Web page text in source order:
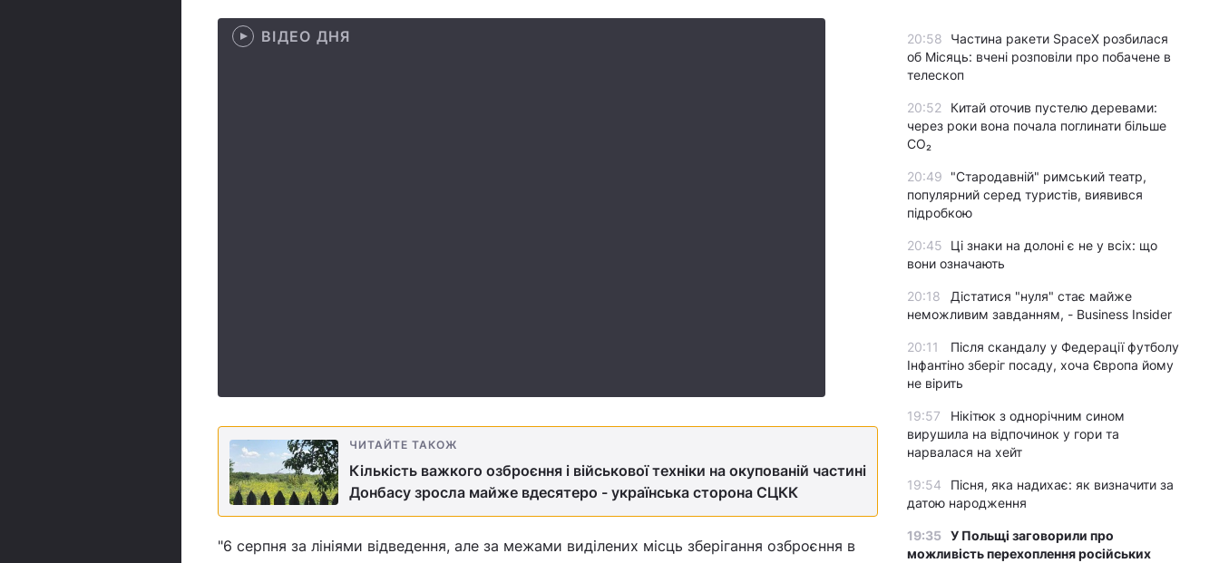
ВІДЕО ДНЯ
ЧИТАЙТЕ ТАКОЖ
Кількість важкого озброєння і військової техніки на окупованій частині
Донбасу зросла майже вдесятеро - українська сторона СЦКК
"6 серпня за лініями відведення, але за межами виділених місць зберігання озброєння в
20:58
Частина ракети SpaceX розбилася
об Місяць: вчені розповіли про побачене в
телескоп
20:52
Китай оточив пустелю деревами:
через роки вона почала поглинати більше
CO₂
20:49
"Стародавній" римський театр,
популярний серед туристів, виявився
підробкою
20:45
Ці знаки на долоні є не у всіх: що
вони означають
20:18
Дістатися "нуля" стає майже
неможливим завданням, - Business Insider
20:11
Після скандалу у Федерації футболу
Інфантіно зберіг посаду, хоча Європа йому
не вірить
19:57
Нікітюк з однорічним сином
вирушила на відпочинок у гори та
нарвалася на хейт
19:54
Пісня, яка надихає: як визначити за
датою народження
19:35 У Польщі заговорили про
можливість перехоплення російських